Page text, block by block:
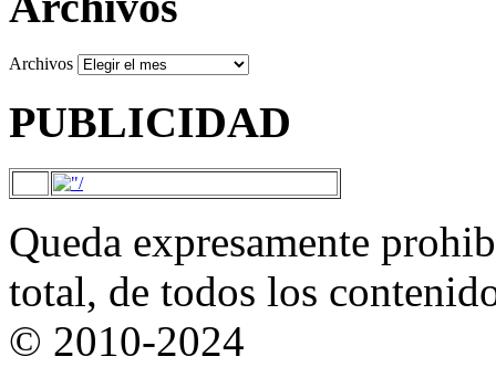
Archivos
PUBLICIDAD
Queda expresamente
total, de todos los
© 2010-2024